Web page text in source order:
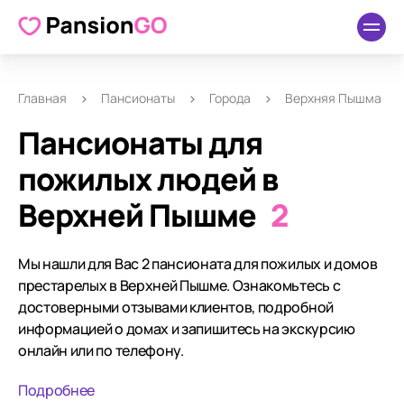
Главная Пансионаты Города Верхняя Пышма
Пансионаты для
пожилых людей в
Верхней Пышме 2
Мы нашли для Вас 2 пансионата для пожилых и домов
престарелых в Верхней Пышме. Ознакомьтесь с
достоверными отзывами клиентов, подробной
информацией о домах и запишитесь на экскурсию
онлайн или по телефону.
Подробнее